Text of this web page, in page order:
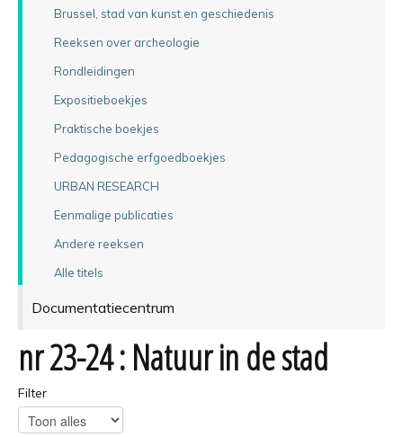
Brussel, stad van kunst en geschiedenis
Reeksen over archeologie
Rondleidingen
Expositieboekjes
Praktische boekjes
Pedagogische erfgoedboekjes
URBAN RESEARCH
Eenmalige publicaties
Andere reeksen
Alle titels
Documentatiecentrum
nr 23-24 : Natuur in de stad
Filter